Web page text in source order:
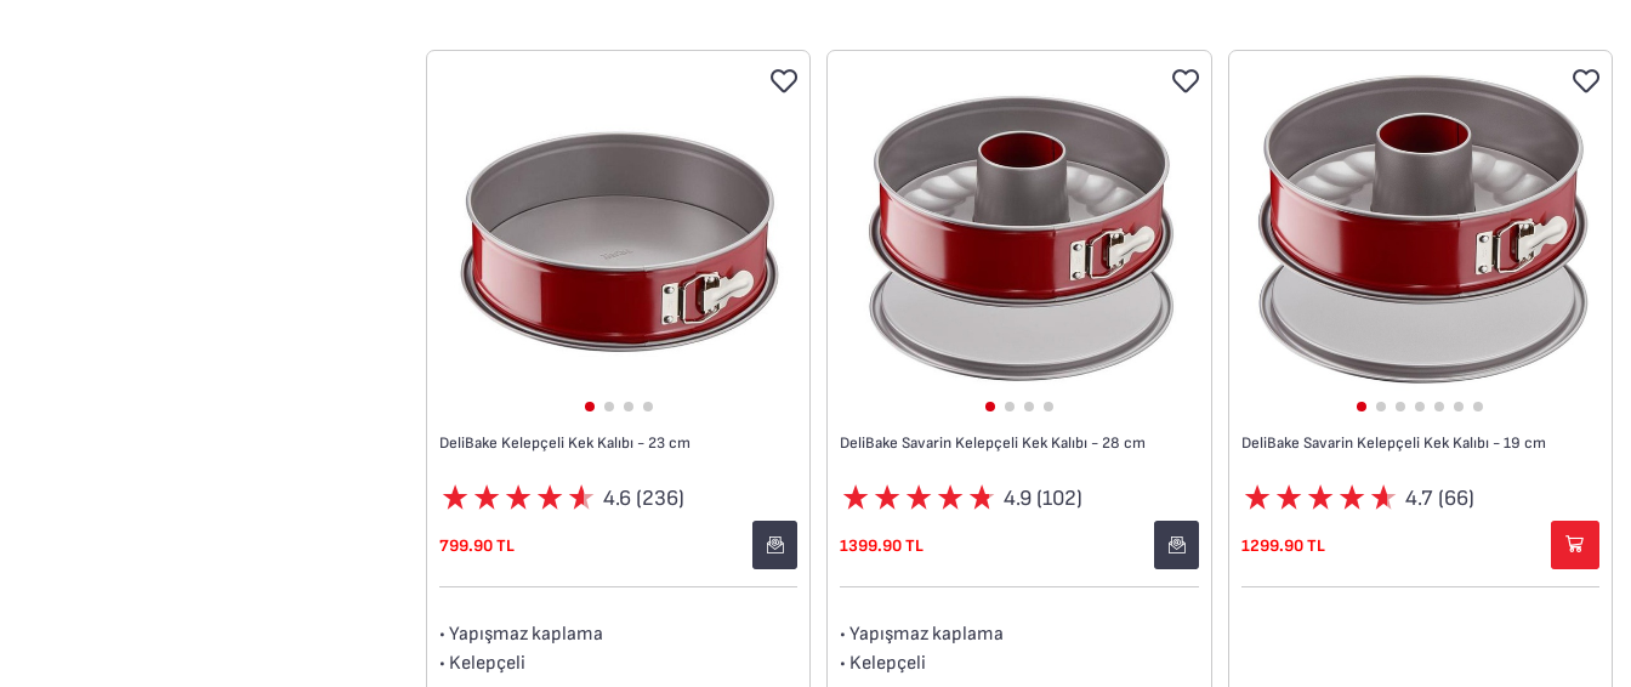
DeliBake Kelepçeli Kek Kalıbı - 23 cm
4.6 (236)
799.90 TL
• Yapışmaz kaplama
• Kelepçeli
DeliBake Savarin Kelepçeli Kek Kalıbı - 28 cm
4.9 (102)
1399.90 TL
• Yapışmaz kaplama
• Kelepçeli
DeliBake Savarin Kelepçeli Kek Kalıbı - 19 cm
4.7 (66)
1299.90 TL